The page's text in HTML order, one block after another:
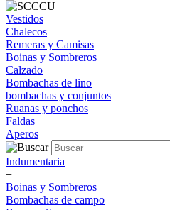
Vestidos
Chalecos
Remeras y Camisas
Boinas y Sombreros
Calzado
Bombachas de lino
bombachas y conjuntos
Ruanas y ponchos
Faldas
Aperos
Indumentaria
+
Boinas y Sombreros
Bombachas de campo